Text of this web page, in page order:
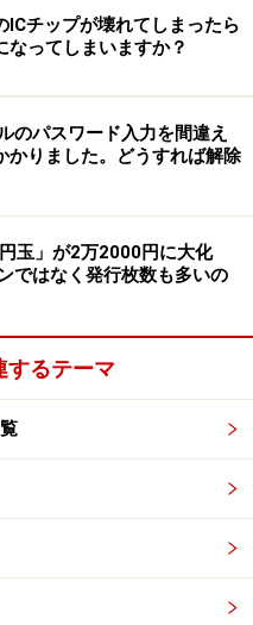
や女系まで広げ、女性宮
宮家から男子（直系）を
会議の報告書に沿った考
右派、保守派から出てき
した。
は直系男子の伝統から離
配偶者）の地位・称号の
をそのまま認めていく
れ上がっていきます。
もかかわりますが、宮家
囲をどこまでとし、また
要があります。
もあります。結婚したら
ICチップが壊れてしまったら
なってしまいますか？
のパスワード入力を間違え
かりました。どうすれば解除
玉」が2万2000円に大化
ではなく発行枚数も多いの
するテーマ